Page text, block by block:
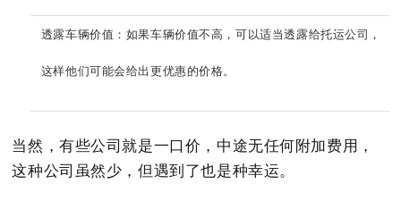
透露车辆价值：如果车辆价值不高，可以适当透露给托运公司，
这样他们可能会给出更优惠的价格。
当然，有些公司就是一口价，中途无任何附加费用，
这种公司虽然少，但遇到了也是种幸运。